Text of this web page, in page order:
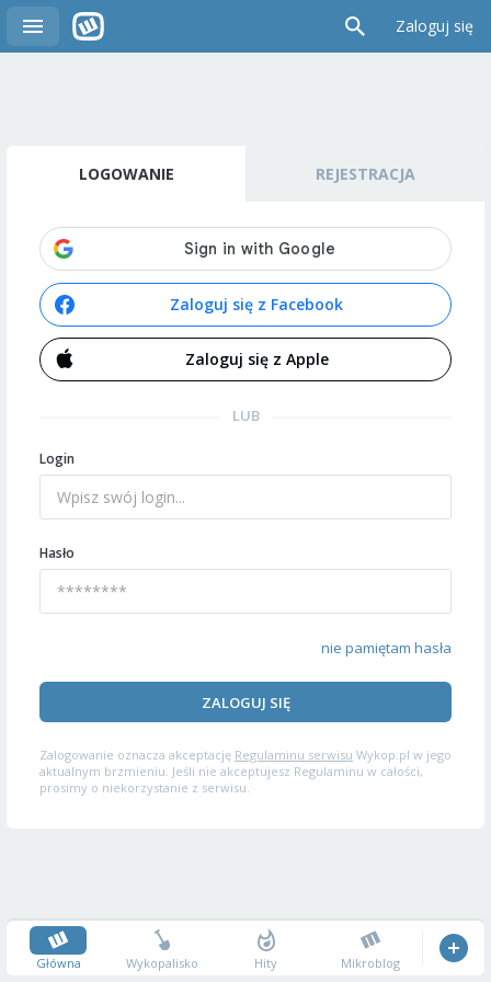
Zaloguj się
LOGOWANIE REJESTRACJA
Zaloguj się z Facebook
Zaloguj się z Apple
LUB
Login
Hasło
nie pamiętam hasła
ZALOGUJ SIĘ
Zalogowanie oznacza akceptację Regulaminu serwisu Wykop.pl w jego
aktualnym brzmieniu. Jeśli nie akceptujesz Regulaminu w całości,
prosimy o niekorzystanie z serwisu.
Główna Wykopalisko Hity Mikroblog